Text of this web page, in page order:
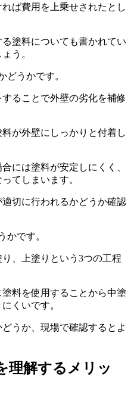
ば費用を上乗せされたとし
塗料についても書かれてい
う。
どうかです。
ることで外壁の劣化を補修
が外壁にしっかりと付着し
には塗料が安定しにくく、
てしまいます。
切に行われるかどうか確認
かです。
、上塗りという3つの工程
料を使用することから中塗
くいです。
うか、現場で確認するとよ
理解するメリッ